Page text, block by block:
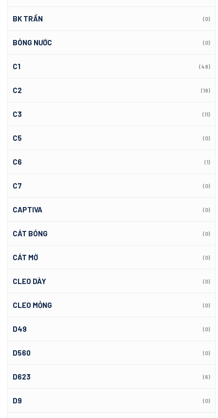
BK TRẦN (0)
BÓNG NƯỚC (0)
C1 (49)
C2 (19)
C3 (11)
C5 (0)
C6 (1)
C7 (0)
CAPTIVA (0)
CÁT BÓNG (0)
CÁT MỜ (0)
CLEO DÀY (0)
CLEO MỎNG (0)
D49 (0)
D560 (0)
D623 (6)
D9 (0)